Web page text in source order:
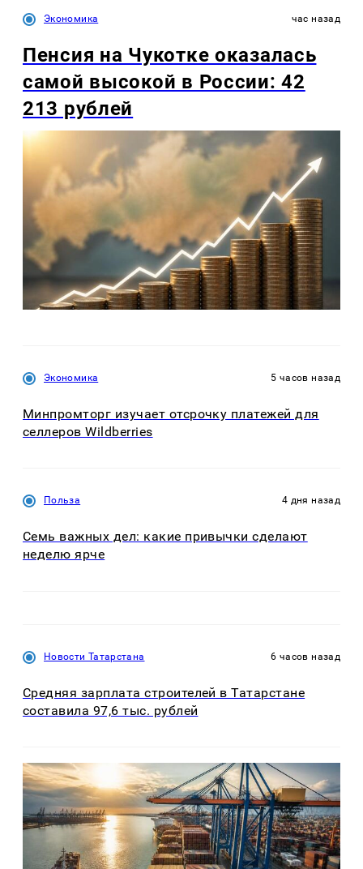
Экономика час назад
Пенсия на Чукотке оказалась
самой высокой в России: 42
213 рублей
Экономика 5 часов назад
Минпромторг изучает отсрочку платежей для
селлеров Wildberries
Польза 4 дня назад
Семь важных дел: какие привычки сделают
неделю ярче
Новости Татарстана 6 часов назад
Средняя зарплата строителей в Татарстане
составила 97,6 тыс. рублей